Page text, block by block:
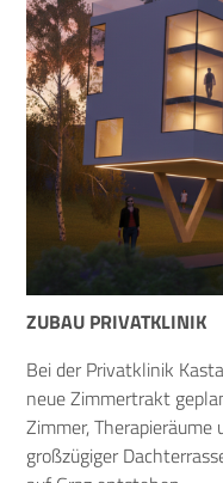
ZUBAU PRIVATKLINIK
Bei der Privatklinik
neue Zimmertrakt
Zimmer,
großzügiger